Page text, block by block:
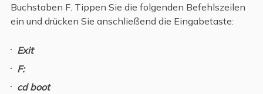
Buchstaben F. Tippen Sie die folgenden Befehlszeilen
ein und drücken Sie anschließend die Eingabetaste:
Exit
F:
cd boot